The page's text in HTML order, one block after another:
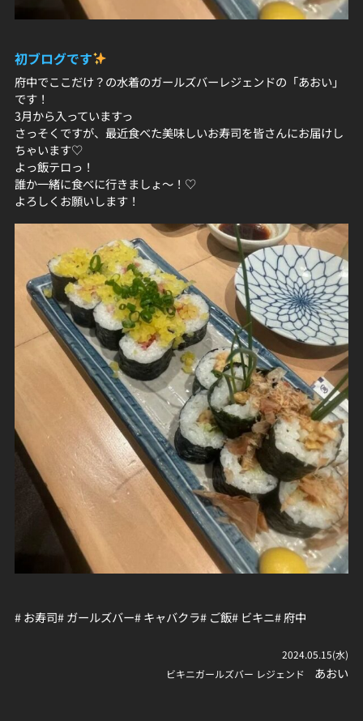
初ブログです
府中でここだけ？の水着のガールズバーレジェンドの「あおい」
です！
3月から入っていますっ
さっそくですが、最近食べた美味しいお寿司を皆さんにお届けし
ちゃいます♡
よっ飯テロっ！
誰か一緒に食べに行きましょ〜！♡
よろしくお願いします！
# お寿司# ガールズバー# キャバクラ# ご飯# ビキニ# 府中
2024.05.15(水)
ビキニガールズバー レジェンド
あおい